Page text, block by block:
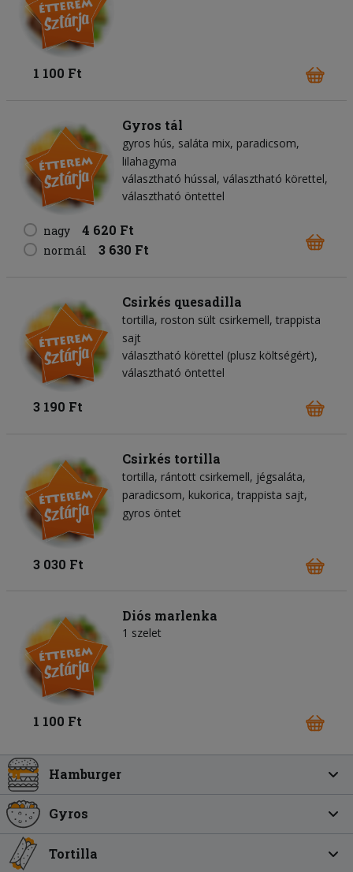
1 100 Ft
Gyros tál
gyros hús saláta mix paradicsom
lilahagyma
választható hússal, választható körettel,
választható öntettel
nagy 4 620 Ft
normál 3 630 Ft
Csirkés quesadilla
tortilla roston sült csirkemell trappista
sajt
választható körettel (plusz költségért),
választható öntettel
3 190 Ft
Csirkés tortilla
tortilla rántott csirkemell jégsaláta
paradicsom kukorica trappista sajt
gyros öntet
3 030 Ft
Diós marlenka
1 szelet
1 100 Ft
Hamburger
Gyros
Tortilla